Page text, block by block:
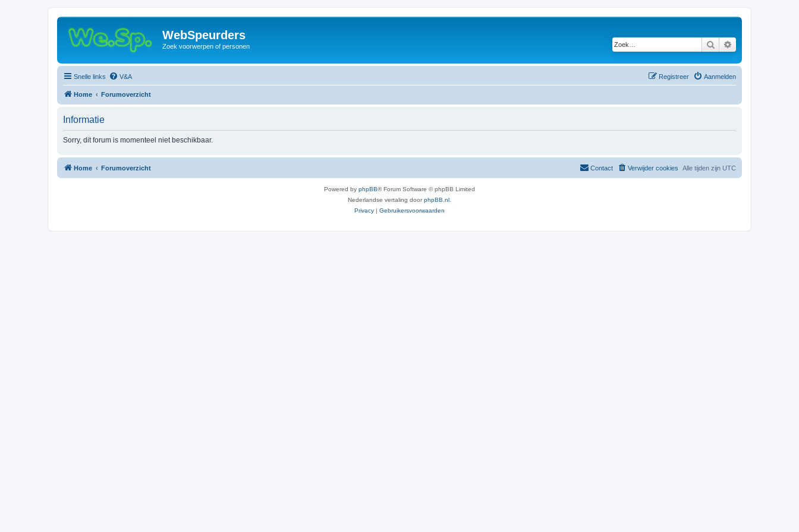
WebSpeurders
Zoek voorwerpen of personen Zoek
Snelle links V&A Aanmelden
Registreer
Home Forumoverzicht
Informatie
Sorry, dit forum is momenteel niet beschikbaar.
Home Forumoverzicht Alle tijden zijn UTC
Verwijder cookies
Contact
Powered by phpBB® Forum Software © phpBB Limited
Nederlandse vertaling doorphpBB.nl
Privacy | Gebruikersvoorwaarden